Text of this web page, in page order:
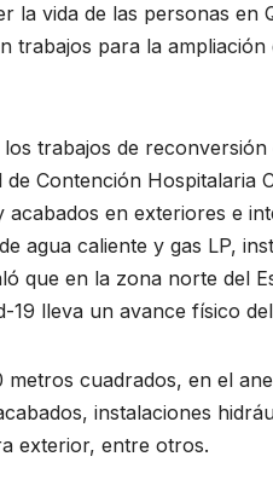
la vida de las personas en
trabajos para la
trabajos de
Contención Hospitalaria
en exteriores e
agua caliente y gas LP,
que en la zona norte del
lleva un avance físico
cuadrados, en el
instalaciones
exterior, entre otros.